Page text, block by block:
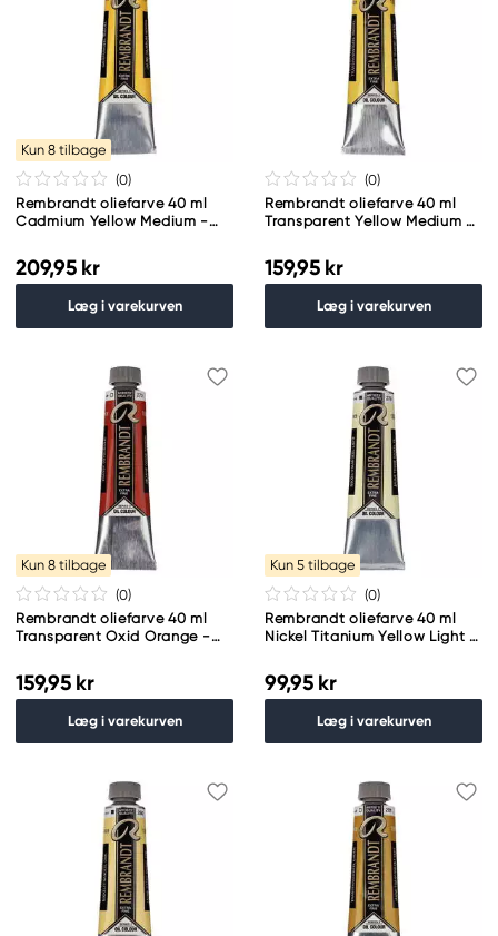
Kun 8 tilbage
(0)
Rembrandt oliefarve 40 ml
Cadmium Yellow Medium -
209,95 kr
Læg i varekurven
(0)
Rembrandt oliefarve 40 ml
Transparent Yellow Medium -
159,95 kr
Læg i varekurven
Kun 8 tilbage
(0)
Rembrandt oliefarve 40 ml
Transparent Oxid Orange -
159,95 kr
Læg i varekurven
Kun 5 tilbage
(0)
Rembrandt oliefarve 40 ml
Nickel Titanium Yellow Light -
99,95 kr
Læg i varekurven